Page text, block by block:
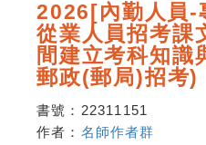
2026[內勤人員-
從業人員招考課
間建立考科知識
郵政(郵局)招考)
書號： 22311151
作者： 名師作者群